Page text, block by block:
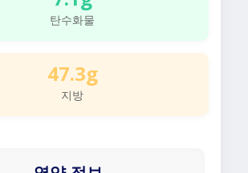
탄수화물
47.3g
지방